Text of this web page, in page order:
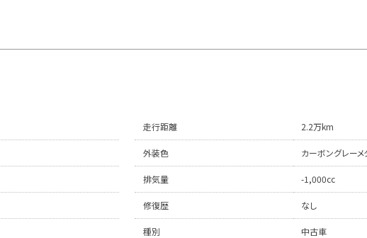
走行距離 2.2万km
外装色 カーボングレーメ
排気量 -1,000cc
修復歴 なし
種別 中古車